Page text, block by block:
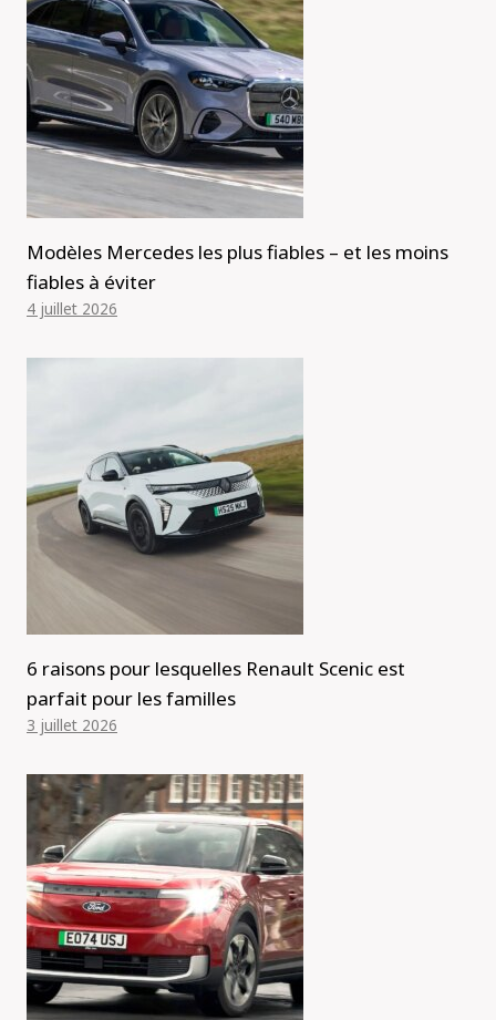
Modèles Mercedes les plus fiables – et les moins
fiables à éviter
4 juillet 2026
6 raisons pour lesquelles Renault Scenic est
parfait pour les familles
3 juillet 2026